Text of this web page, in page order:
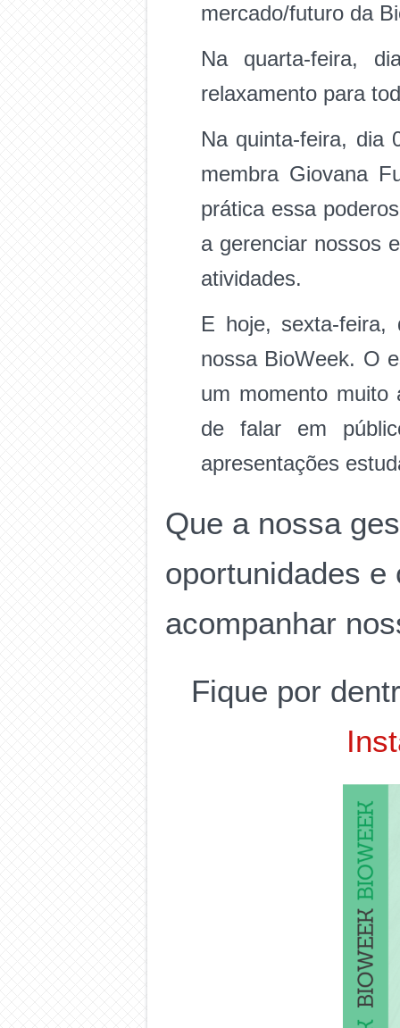
mercado/futuro da
Na quarta-feira,
relaxamento para
Na quinta-feira, dia
membra Giovana
prática essa
a gerenciar nossos
atividades.
E hoje, sexta-
nossa BioWeek. O
um momento muito
de falar em
apresentações
Que a nossa
oportunidades
acompanhar
Fique por